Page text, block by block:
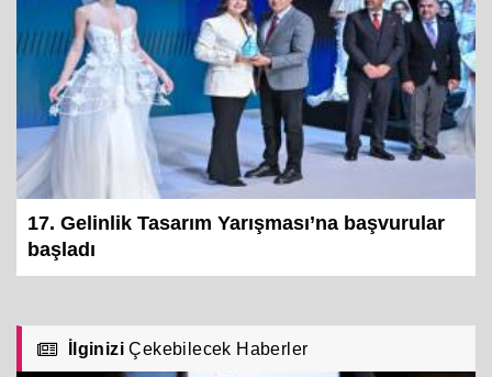
17. Gelinlik Tasarım Yarışması’na başvurular
başladı
İlginizi Çekebilecek Haberler